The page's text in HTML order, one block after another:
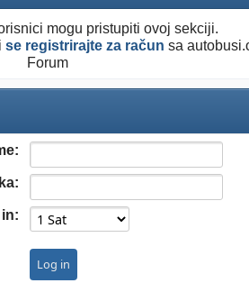
mogu pristupiti ovoj sekciji.
se registrirajte za račun sa
Forum